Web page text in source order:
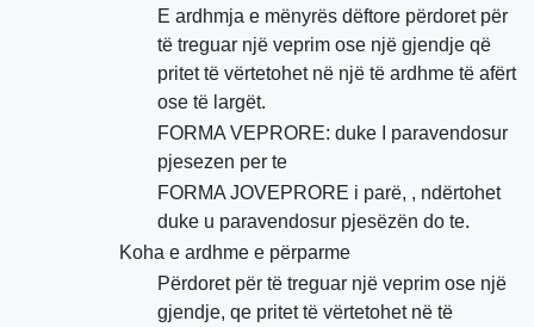
E ardhmja e mënyrës dëftore përdoret për
të treguar një veprim ose një gjendje që
pritet të vërtetohet në një të ardhme të afërt
ose të largët.
FORMA VEPRORE: duke I paravendosur
pjesezen per te
FORMA JOVEPRORE i parë, , ndërtohet
duke u paravendosur pjesëzën do te.
Koha e ardhme e përparme
Përdoret për të treguar një veprim ose një
gjendje, qe pritet të vërtetohet në të